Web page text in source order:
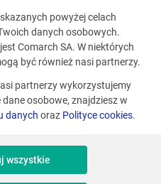
przyszłość.
sztucznej inteligencji
Comarch najnowsze
klientów na
powyżej celach
danych osobowych.
Comarch SA. W niektórych
być również nasi partnerzy.
partnerzy wykorzystujemy
osobowe, znajdziesz w
danych oraz Polityce cookies.
wszystkie